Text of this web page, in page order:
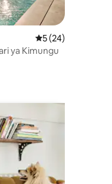
tathmini 14Ukadiriaji wa
5 (24)
ya Kimungu